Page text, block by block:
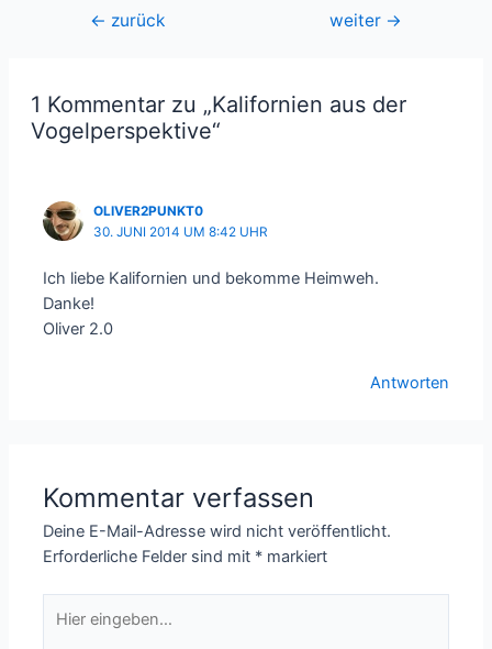
Beitragsnavigation
← zurück weiter →
1 Kommentar zu „Kalifornien aus der
Vogelperspektive“
OLIVER2PUNKT0
30. JUNI 2014 UM 8:42 UHR
Ich liebe Kalifornien und bekomme Heimweh.
Danke!
Oliver 2.0
Antworten
Kommentar verfassen
Deine E-Mail-Adresse wird nicht veröffentlicht.
Erforderliche Felder sind mit * markiert
eingeben…